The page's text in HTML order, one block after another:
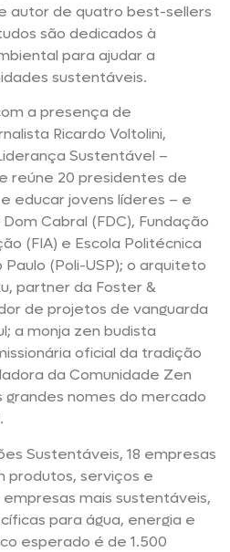
autor de quatro best-sellers
são dedicados à
para ajudar a
sustentáveis.
a presença de
Ricardo Voltolini,
Sustentável –
reúne 20 presidentes de
educar jovens líderes – e
Cabral (FDC), Fundação
(FIA) e Escola Politécnica
(Poli-USP); o arquiteto
partner da Foster &
de projetos de vanguarda
a monja zen budista
oficial da tradição
da Comunidade Zen
grandes nomes do mercado
Sustentáveis, 18 empresas
produtos, serviços e
mais sustentáveis,
para água, energia e
esperado é de 1.500